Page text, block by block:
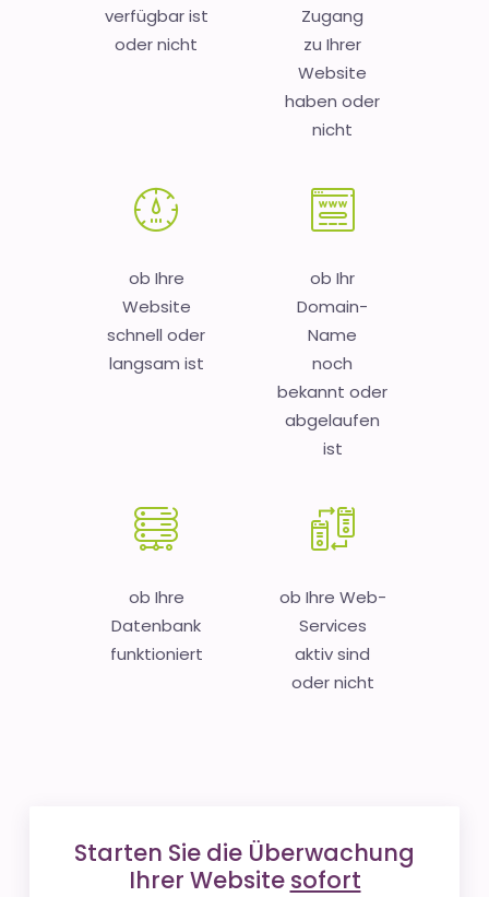
verfügbar ist
oder nicht
Zugang
zu Ihrer
Website
haben oder
nicht
ob Ihre
Website
schnell oder
langsam ist
ob Ihr
Domain-
Name
noch
bekannt oder
abgelaufen
ist
ob Ihre
Datenbank
funktioniert
ob Ihre Web-
Services
aktiv sind
oder nicht
Starten Sie die Überwachung
Ihrer Website sofort